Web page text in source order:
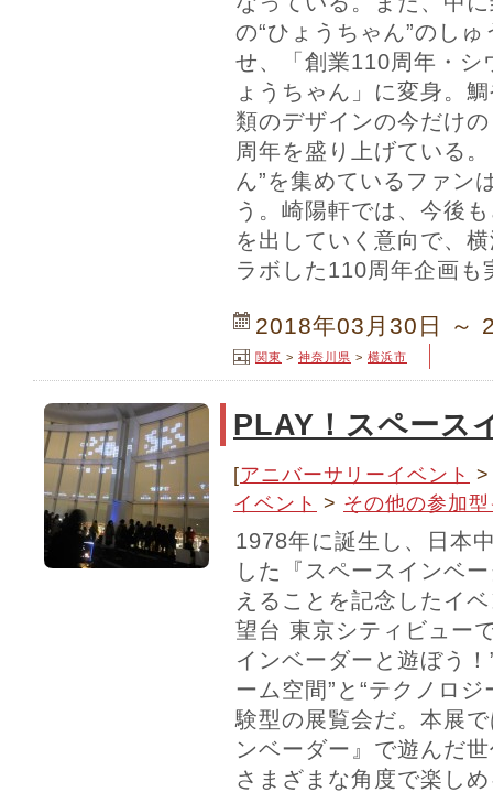
の“ひょうちゃん”のし
せ、「創業110周年・シ
ょうちゃん」に変身。
類のデザインの今だけ
周年を盛り上げている
ん”を集めているファン
う。崎陽軒では、今後
を出していく意向で、
ラボした110周年企画も
2018年03月30日 ～
関東 > 神奈川県 > 横浜市
PLAY！スペース
[アニバーサリーイベント
イベント > その他の参加
1978年に誕生し、日本
した『スペースインベ
えることを記念したイ
望台 東京シティビュー
インベーダーと遊ぼう
ーム空間”と“テクノロ
験型の展覧会だ。本展
ンベーダー』で遊んだ
さまざまな角度で楽し